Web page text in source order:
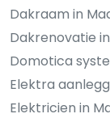
Dakraam in
Dakrenovatie
Domotica
Elektra
Elektricien in